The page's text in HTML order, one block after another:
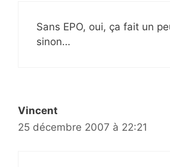
Sans EPO, oui, ça fait un
sinon…
Vincent
25 décembre 2007 à 22:21